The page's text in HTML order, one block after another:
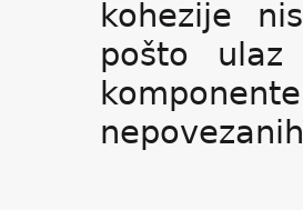
kohezije
pošto